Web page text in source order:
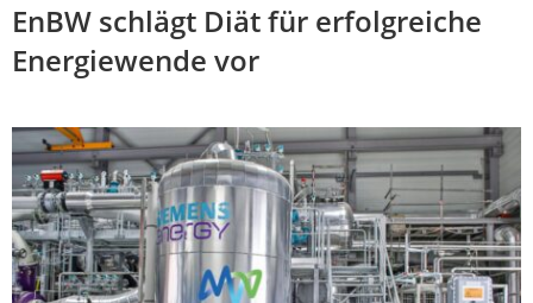
EnBW schlägt Diät für erfolgreiche
Energiewende vor